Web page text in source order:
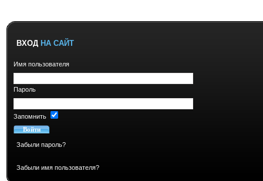
ВХОД НА САЙТ
Имя пользователя
Пароль
Запомнить
Забыли пароль?
Забыли имя пользователя?